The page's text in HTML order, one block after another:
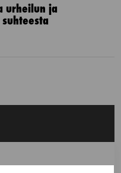
urheilun ja